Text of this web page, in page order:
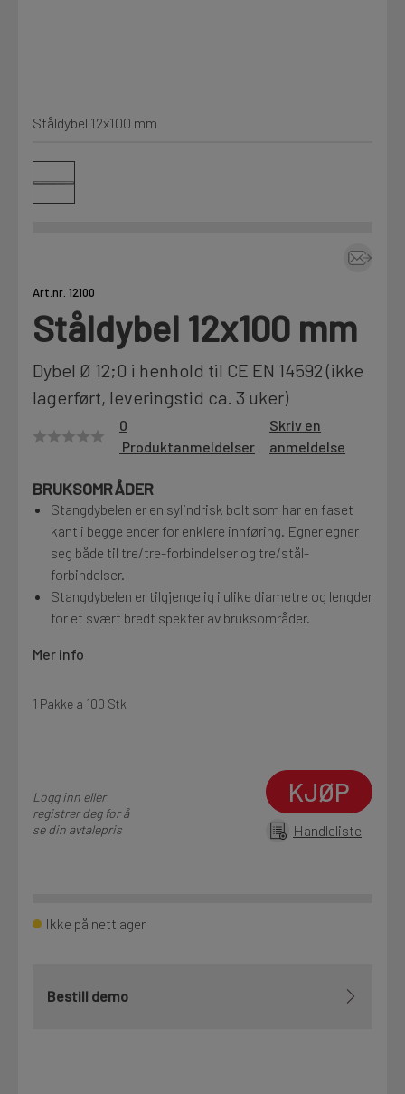
Fag
Motek
Finn butikk
Kontakt og åpningstider
Kontakt
Fra rådgivning til sporing av ordre
Kampanjer
Siste nytt om dine favorittprodukter
Prislister
Firmainformasjon
LOGG UT
Ståldybel 12x100 mm
Art.nr. 12100
Ståldybel 12x100 mm
Dybel Ø 12;0 i henhold til CE EN 14592 (ikke
lagerført, leveringstid ca. 3 uker)
0
Produktanmeldelser
Skriv en
anmeldelse
BRUKSOMRÅDER
Stangdybelen er en sylindrisk bolt som har en faset
kant i begge ender for enklere innføring. Egner egner
seg både til tre/tre-forbindelser og tre/stål-
forbindelser.
Stangdybelen er tilgjengelig i ulike diametre og lengder
for et svært bredt spekter av bruksområder.
Mer info
1 Pakke a 100 Stk
Logg inn eller
registrer deg for å
se din avtalepris
KJØP
Handleliste
Ikke på nettlager
Bestill demo